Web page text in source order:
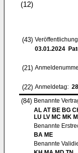
(12)
(43)
03.01.2024
(21)
(22) Anmeldetag:
(84) Benannte
AL AT BE BG
LU LV MC MK
Benannte
BA ME
Benannte